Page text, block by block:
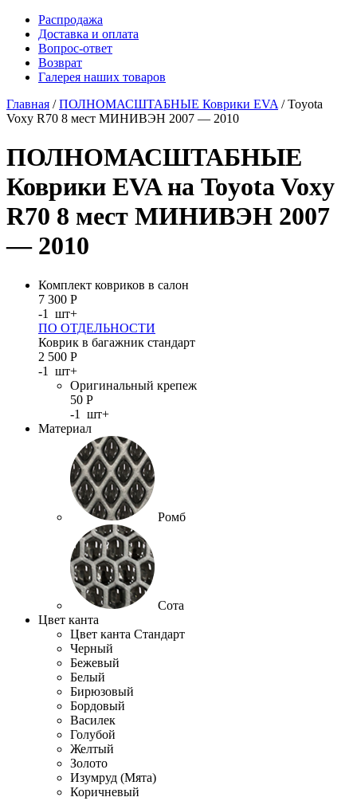
Распродажа
Доставка и оплата
Вопрос-ответ
Возврат
Галерея наших товаров
Главная /ПОЛНОМАСШТАБНЫЕ Коврики EVA / Toyota
Voxy R70 8 мест МИНИВЭН 2007 — 2010
ПОЛНОМАСШТАБНЫЕ
Коврики EVA на Toyota Voxy
R70 8 мест МИНИВЭН 2007
— 2010
Комплект ковриков в салон
7 300 Р
-1 шт+
ПО ОТДЕЛЬНОСТИ
Коврик в багажник стандарт
2 500 Р
-1 шт+
Оригинальный крепеж
50 Р
-1 шт+
Материал
Ромб
Сота
Цвет канта
Цвет канта Стандарт
Черный
Бежевый
Белый
Бирюзовый
Бордовый
Василек
Голубой
Желтый
Золото
Изумруд (Мята)
Коричневый